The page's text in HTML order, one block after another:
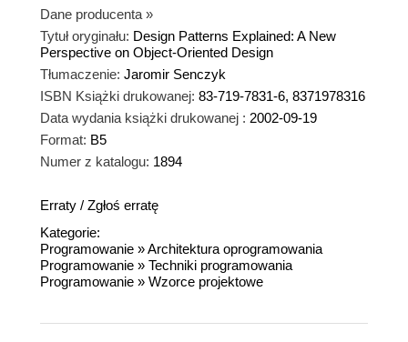
każdy kończy się podsumowaniem. Język jest
bardzo precyzyjny, ale nie nazbyt techniczny.
Podczas lektury wydaje się, że czytamy książkę
dotycząca sztuki, a nie komputerów!
Autorzy nie wprowadzają nic szczególnie nowego
i w dużej mierze bazują na już dostępnych
publikacjach z tej dziedziny. Robią to jednak
doskonale!
Dane producenta »
Tytuł oryginału: Design Patterns Explained: A New
Perspective on Object-Oriented Design
Tłumaczenie: Jaromir Senczyk
ISBN Książki drukowanej: 83-719-7831-6, 8371978316
Data wydania książki drukowanej : 2002-09-19
Format: B5
Numer z katalogu: 1894
Erraty / Zgłoś erratę
Kategorie:
Programowanie »Architektura oprogramowania
Programowanie » Techniki programowania
Programowanie » Wzorce projektowe